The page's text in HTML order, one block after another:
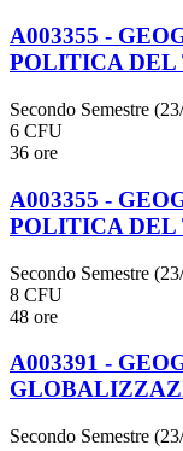
A003355 -
POLITICA DEL
Secondo Semestre
6 CFU
36 ore
A003355 -
POLITICA DEL
Secondo Semestre
8 CFU
48 ore
A003391 -
Secondo Semestre